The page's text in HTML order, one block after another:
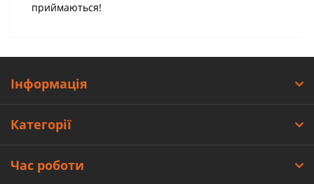
приймаються!
Інформація
Категорії
Час роботи